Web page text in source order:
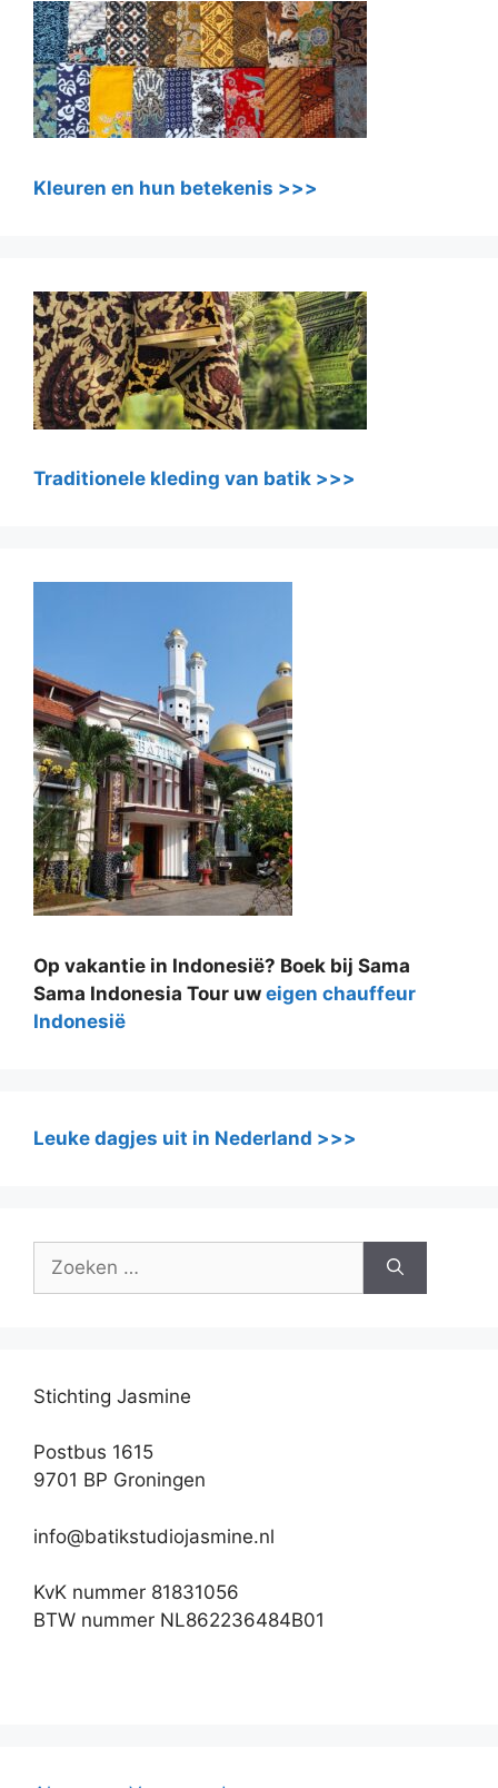
Kleuren en hun betekenis >>>
Traditionele kleding van batik >>>
Op vakantie in Indonesië? Boek bij Sama
Sama Indonesia Tour uw eigen chauffeur
Indonesië
Leuke dagjes uit in Nederland >>>
naar:
Stichting Jasmine
Postbus 1615
9701 BP Groningen
info@batikstudiojasmine.nl
KvK nummer 81831056
BTW nummer NL862236484B01